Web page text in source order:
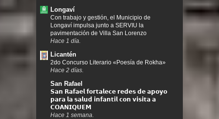
Longaví
Con trabajo y gestión, el Municipio de
Longaví impulsa junto a SERVIU la
pavimentación de Villa San Lorenzo
Hace 1 día.
Licantén
2do Concurso Literario «Poesía de Rokha»
Hace 2 días.
San Rafael
𝗦𝗮𝗻 𝗥𝗮𝗳𝗮𝗲𝗹 𝗳𝗼𝗿𝘁𝗮𝗹𝗲𝗰𝗲 𝗿𝗲𝗱𝗲𝘀 𝗱𝗲 𝗮𝗽𝗼𝘆𝗼
𝗽𝗮𝗿𝗮 𝗹𝗮 𝘀𝗮𝗹𝘂𝗱 𝗶𝗻𝗳𝗮𝗻𝘁𝗶𝗹 𝗰𝗼𝗻 𝘃𝗶𝘀𝗶𝘁𝗮 𝗮
𝗖𝗢𝗔𝗡𝗜𝗤𝗨𝗘𝗠
Hace 1 semana.